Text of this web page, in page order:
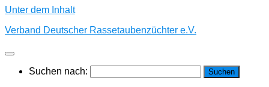
Unter dem Inhalt
Verband Deutscher Rassetaubenzüchter e.V.
Suchen nach: